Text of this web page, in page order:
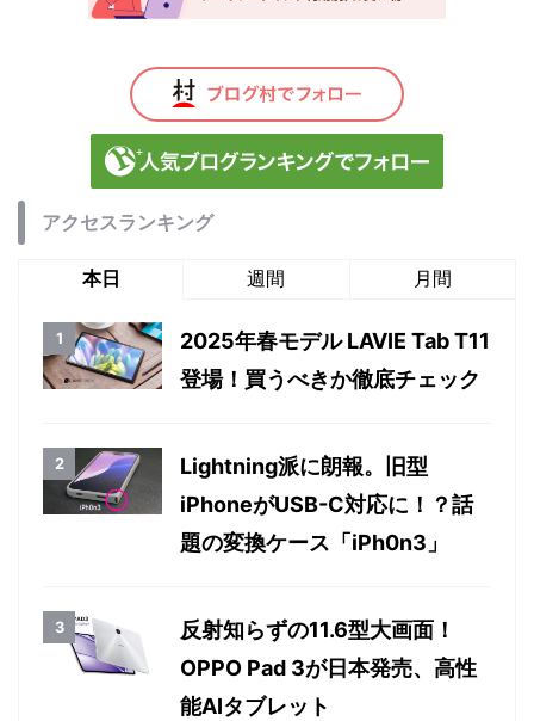
アクセスランキング
本日 週間 月間
2025年春モデル LAVIE Tab T11
登場！買うべきか徹底チェック
Lightning派に朗報。旧型
iPhoneがUSB-C対応に！？話
題の変換ケース「iPh0n3」
反射知らずの11.6型大画面！
OPPO Pad 3が日本発売、高性
能AIタブレット